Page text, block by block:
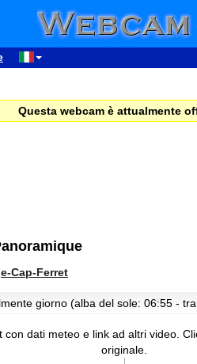
Questa webcam è attualmente
Cap-Ferret
giorno (alba del sole: 06:55 -
dati meteo e link ad altri video.
originale.